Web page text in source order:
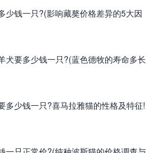
少钱一只?(影响藏獒价格差异的5大因
犬要多少钱一只?(蓝色德牧的寿命多长
多少钱一只?喜马拉雅猫的性格及特征!